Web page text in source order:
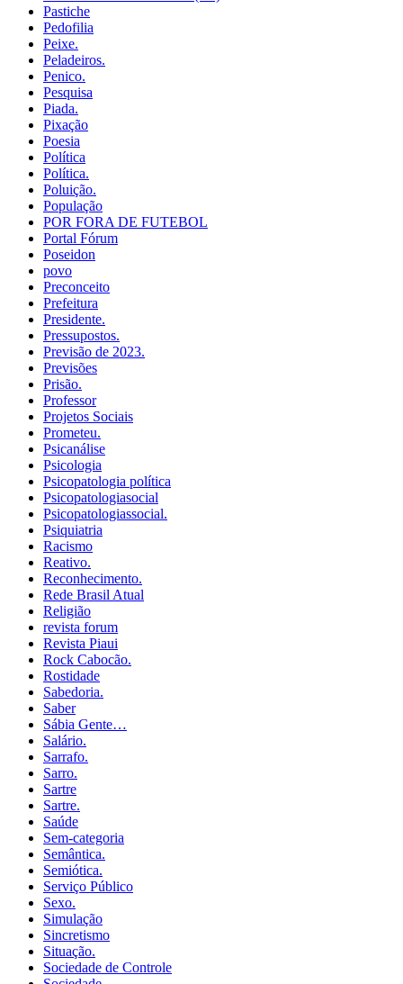
Pastiche
Pedofilia
Peixe.
Peladeiros.
Penico.
Pesquisa
Piada.
Pixação
Poesia
Política
Política.
Poluição.
População
POR FORA DE FUTEBOL
Portal Fórum
Poseidon
povo
Preconceito
Prefeitura
Presidente.
Pressupostos.
Previsão de 2023.
Previsões
Prisão.
Professor
Projetos Sociais
Prometeu.
Psicanálise
Psicologia
Psicopatologia política
Psicopatologiasocial
Psicopatologiassocial.
Psiquiatria
Racismo
Reativo.
Reconhecimento.
Rede Brasil Atual
Religião
revista forum
Revista Piaui
Rock Cabocão.
Rostidade
Sabedoria.
Saber
Sábia Gente…
Salário.
Sarrafo.
Sarro.
Sartre
Sartre.
Saúde
Sem-categoria
Semântica.
Semiótica.
Serviço Público
Sexo.
Simulação
Sincretismo
Situação.
Sociedade de Controle